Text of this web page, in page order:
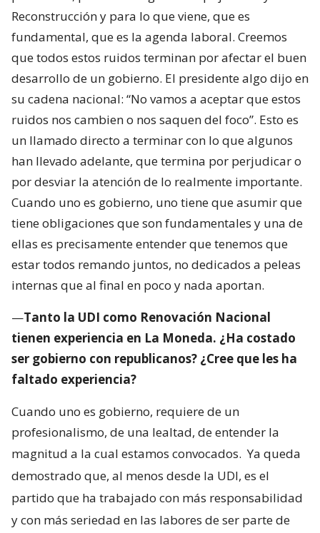
Reconstrucción y para lo que viene, que es
fundamental, que es la agenda laboral. Creemos
que todos estos ruidos terminan por afectar el buen
desarrollo de un gobierno. El presidente algo dijo en
su cadena nacional: “No vamos a aceptar que estos
ruidos nos cambien o nos saquen del foco”. Esto es
un llamado directo a terminar con lo que algunos
han llevado adelante, que termina por perjudicar o
por desviar la atención de lo realmente importante.
Cuando uno es gobierno, uno tiene que asumir que
tiene obligaciones que son fundamentales y una de
ellas es precisamente entender que tenemos que
estar todos remando juntos, no dedicados a peleas
internas que al final en poco y nada aportan.
—Tanto la UDI como Renovación Nacional
tienen experiencia en La Moneda. ¿Ha costado
ser gobierno con republicanos? ¿Cree que les ha
faltado experiencia?
Cuando uno es gobierno, requiere de un
profesionalismo, de una lealtad, de entender la
magnitud a la cual estamos convocados. Ya queda
demostrado que, al menos desde la UDI, es el
partido que ha trabajado con más responsabilidad
y con más seriedad en las labores de ser parte de